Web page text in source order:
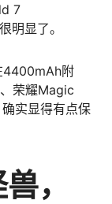
7
明显了。
4400mAh附
荣耀Magic
实显得有点保
，